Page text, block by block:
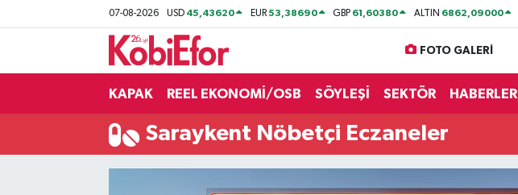
07-08-2026 USD 45,43620 EUR53,38690 GBP 61,60380 ALTIN 6862,09000
FOTO GALERİ
KAPAK REEL EKONOMİ/OSB SÖYLEŞİ SEKTÖR HABERLER
Saraykent Nöbetçi Eczaneler
BİLİŞİM PANO
DESTEK-TEŞVİK